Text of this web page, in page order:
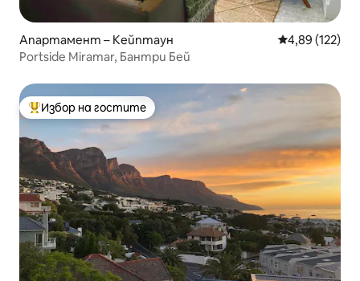
Апартамент – Кейптаун Средна
4,89 (122)
Portside Miramar, Бантри Бей
Най-популярен избор на гостите
Избор на гостите